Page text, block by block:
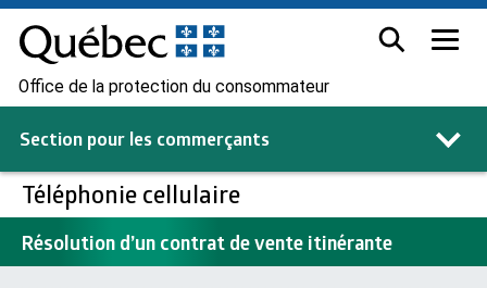
Office de la protection du consommateur
Section pour les commerçants
Téléphonie cellulaire
Résolution d’un contrat de vente itinérante